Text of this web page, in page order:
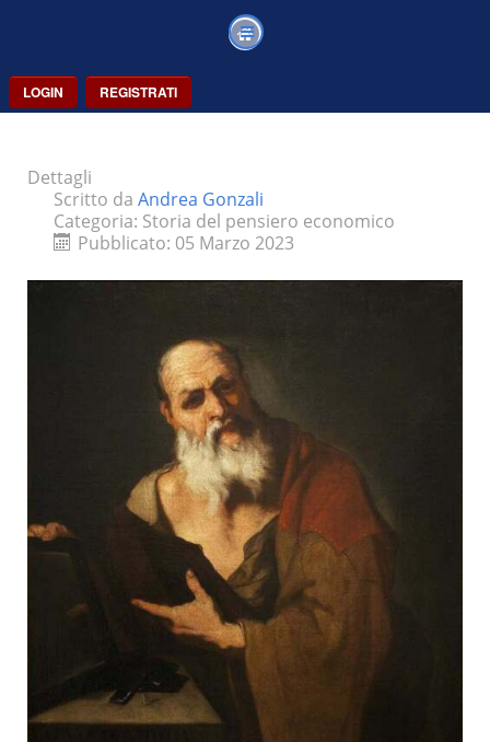
LOGIN REGISTRATI
Dettagli
Scritto da Andrea Gonzali
Categoria: Storia del pensiero economico
Pubblicato: 05 Marzo 2023